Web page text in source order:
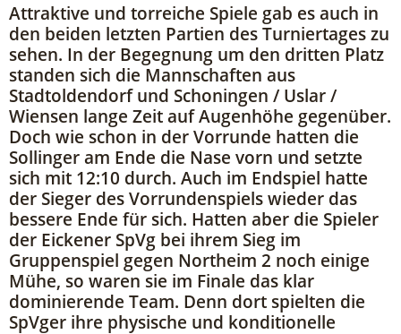
Attraktive und torreiche Spiele gab es auch in
den beiden letzten Partien des Turniertages zu
sehen. In der Begegnung um den dritten Platz
standen sich die Mannschaften aus
Stadtoldendorf und Schoningen / Uslar /
Wiensen lange Zeit auf Augenhöhe gegenüber.
Doch wie schon in der Vorrunde hatten die
Sollinger am Ende die Nase vorn und setzte
sich mit 12:10 durch. Auch im Endspiel hatte
der Sieger des Vorrundenspiels wieder das
bessere Ende für sich. Hatten aber die Spieler
der Eickener SpVg bei ihrem Sieg im
Gruppenspiel gegen Northeim 2 noch einige
Mühe, so waren sie im Finale das klar
dominierende Team. Denn dort spielten die
SpVger ihre physische und konditionelle